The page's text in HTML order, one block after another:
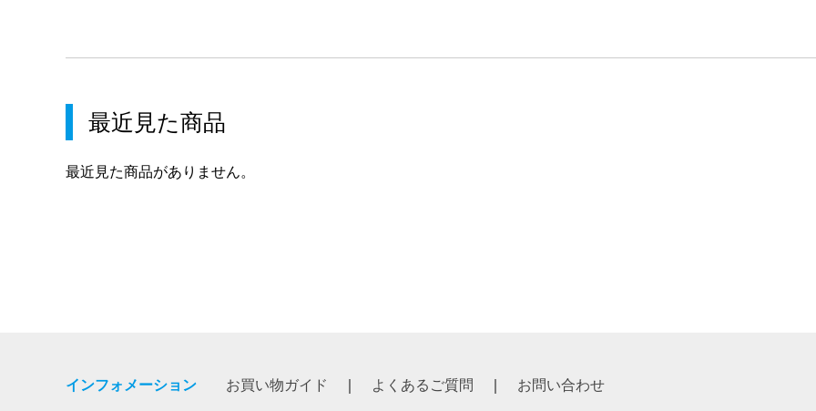
最近見た商品
最近見た商品がありません。
インフォメーション お買い物ガイド よくあるご質問 お問い合わせ